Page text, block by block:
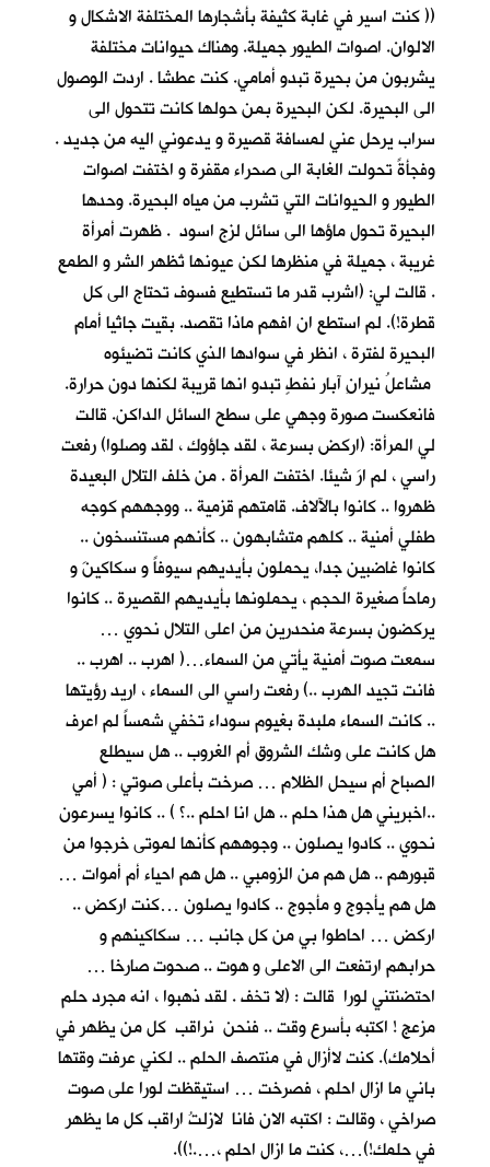
(( كنت اسير في غابة كثيفة بأشجارها المختلفة الاشكال و
الالوان. اصوات الطيور جميلة. وهناك حيوانات مختلفة
يشربون من بحيرة تبدو أمامي. كنت عطشا . اردت الوصول
الى البحيرة. لكن البحيرة بمن حولها كانت تتحول الى
سراب يرحل عني لمسافة قصيرة و يدعوني اليه من جديد .
وفجأةً تحولت الغابة الى صحراء مقفرة و اختفت اصوات
الطيور و الحيوانات التي تشرب من مياه البحيرة. وحدها
البحيرة تحول ماؤها الى سائل لزج اسود . ظهرت أمرأة
غريبة ، جميلة في منظرها لكن عيونها تُظهر الشر و الطمع
. قالت لي: (اشرب قدر ما تستطيع فسوف تحتاج الى كل
قطرة!). لم استطع ان افهم ماذا تقصد. بقيت جاثيا أمام
البحيرة لفترة ، انظر في سوادها الذي كانت تضيئوه
مشاعلُ نيرانِ آبار نفطٍ تبدو انها قريبة لكنها دون حرارة.
فانعكست صورة وجهي على سطح السائل الداكن. قالت
لي المرأة: (اركض بسرعة ، لقد جاؤوك ، لقد وصلوا) رفعت
راسي ، لم ارَ شيئا. اختفت المرأة . من خلف التلال البعيدة
ظهروا .. كانوا بالآلاف. قامتهم قزمية .. ووجههم كوجه
طفلي أمنية .. كلهم متشابهون .. كأنهم مستنسخون ..
كانوا غاضبين جدا، يحملون بأيديهم سيوفاً و سكاكينَ و
رماحاً صغيرة الحجم ، يحملونها بأيديهم القصيرة .. كانوا
يركضون بسرعة منحدرين من اعلى التلال نحوي …
سمعت صوت أمنية يأتي من السماء…( اهرب .. اهرب ..
فانت تجيد الهرب ..) رفعت راسي الى السماء ، اريد رؤيتها
.. كانت السماء ملبدة بغيوم سوداء تخفي شمساً لم اعرف
هل كانت على وشك الشروق أم الغروب .. هل سيطلع
الصباح أم سيحل الظلام … صرخت بأعلى صوتي : ( أمي
..اخبريني هل هذا حلم .. هل انا احلم ..؟ ) .. كانوا يسرعون
نحوي .. كادوا يصلون .. وجوههم كأنها لموتى خرجوا من
قبورهم .. هل هم من الزومبي .. هل هم احياء أم أموات …
هل هم يأجوج و مأجوج .. كادوا يصلون …كنت اركض ..
اركض … احاطوا بي من كل جانب … سكاكينهم و
حرابهم ارتفعت الى الاعلى و هوت .. صحوت صارخا …
احتضنتني لورا قالت : (لا تخف . لقد ذهبوا ، انه مجرد حلم
مزعج ! اكتبه بأسرع وقت .. فنحن نراقب كل من يظهر في
أحلامك). كنت لاأزال في منتصف الحلم .. لكني عرفت وقتها
باني ما ازال احلم ، فصرخت … استيقظت لورا على صوت
صراخي ، وقالت : اكتبه الان فانا لازلتُ اراقب كل ما يظهر
في حلمك!)…، كنت ما ازال احلم ،….!)).